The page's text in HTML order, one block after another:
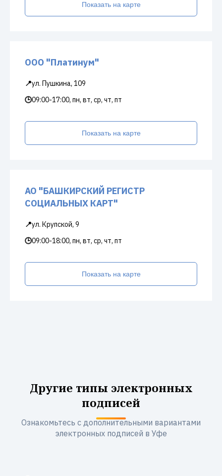
Показать на карте
ООО "Платинум"
📍ул. Пушкина, 109
🕒09:00-17:00, пн, вт, ср, чт, пт
Показать на карте
АО "БАШКИРСКИЙ РЕГИСТР
СОЦИАЛЬНЫХ КАРТ"
📍ул. Крупской, 9
🕒09:00-18:00, пн, вт, ср, чт, пт
Показать на карте
Другие типы электронных
подписей
Ознакомьтесь с дополнительными вариантами
электронных подписей в Уфе